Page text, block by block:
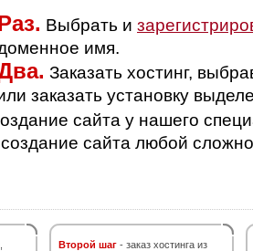
Выбрать и
имя.
Заказать хостинг,
заказать установку
сайта у нашего
сайта любой
Второй шаг - заказ хостинга из